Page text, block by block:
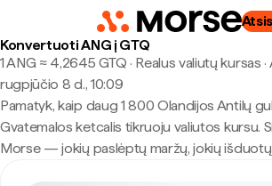
Konvertuoti ANG į GTQ
1 ANG ≈ 4,2645 GTQ · Realus valiutų kursas ·
rugpjūčio 8 d., 10:09
Pamatyk, kaip daug 1 800 Olandijos Antilų
Gvatemalos ketcalis tikruoju valiutos kursu.
Morse — jokių paslėptų maržų, jokių išduotų